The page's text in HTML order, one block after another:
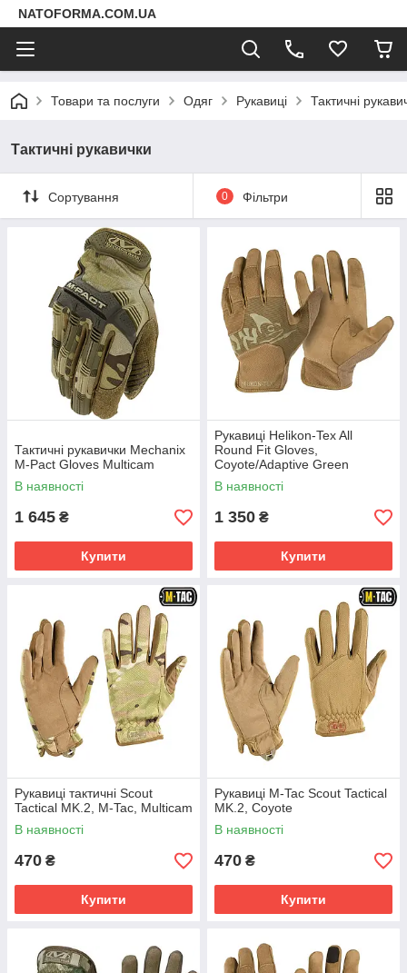
NATOFORMA.COM.UA
Товари та послуги Одяг Рукавиці Тактичні
Тактичні рукавички
Сортування 0 Фільтри
Тактичні рукавички Mechanix
M-Pact Gloves Multicam
В наявності
1 645 ₴
Купити
Рукавиці Helikon-Tex All
Round Fit Gloves,
Coyote/Adaptive Green
В наявності
1 350 ₴
Купити
Рукавиці тактичні Scout
Tactical MK.2, M-Tac, Multicam
В наявності
470 ₴
Купити
Рукавиці M-Tac Scout Tactical
MK.2, Coyote
В наявності
470 ₴
Купити